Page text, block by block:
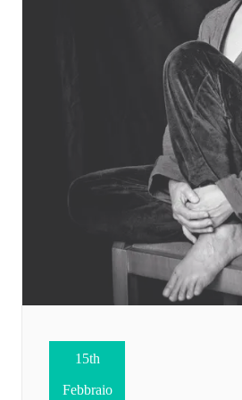
15th
Febbraio